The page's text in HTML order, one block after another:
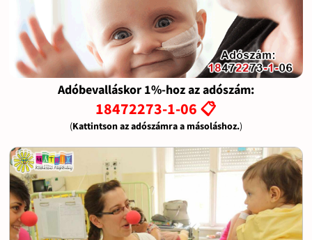
Adóbevalláskor 1%-hoz az adószám:
18472273-1-06 📋
(Kattintson az adószámra a másoláshoz.)